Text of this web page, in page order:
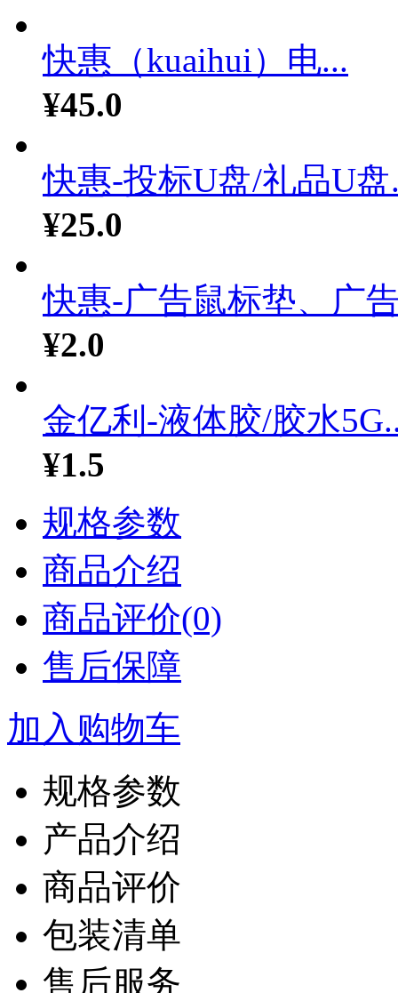
快惠（kuaihui）电...
¥45.0
快惠-投标U盘/礼品U盘
¥25.0
快惠-广告鼠标垫、广
¥2.0
金亿利-液体胶/胶水
¥1.5
规格参数
商品介绍
商品评价(0)
售后保障
加入购物车
规格参数
产品介绍
商品评价
包装清单
售后服务